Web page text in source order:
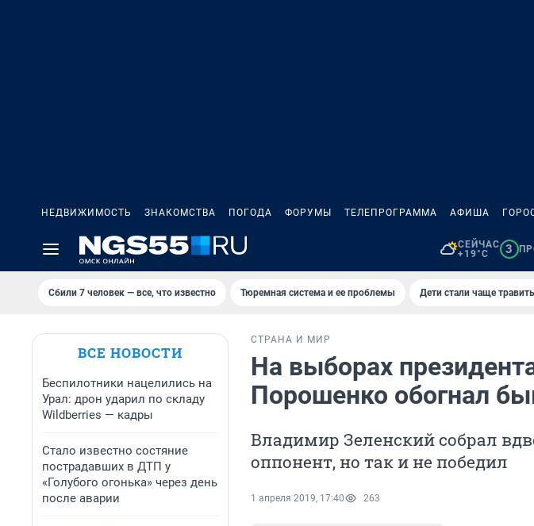
НЕДВИЖИМОСТЬ ЗНАКОМСТВА ПОГОДА ФОРУМЫ ТЕЛЕПРОГРАММА АФИША
СЕЙЧАС
+19°C
3
Сбили 7 человек — все, что известно Тюремная система и ее проблемы Дети стали чаще
ВСЕ НОВОСТИ
Беспилотники нацелились на
Урал: дрон ударил по складу
Wildberries — кадры
Стало известно состяние
пострадавших в ДТП у
«Голубого огонька» через день
после аварии
СТРАНА И МИР
На выборах
Порошенко обогнал
Владимир Зеленский собрал
оппонент, но так и не победил
1 апреля 2019, 17:40 263